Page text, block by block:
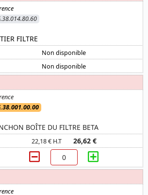
FILTRE
Non disponible
Non disponible
BOÎTE DU FILTRE BETA
22,18 € H.T 26,62 €